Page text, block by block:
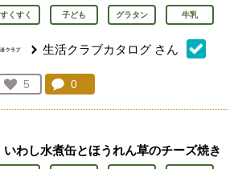
すくすく 子ども グラタン 牛乳
生活クラブカタログ さん
お気に入り登録：
5
人が登録
コメント：
0
いわし水煮缶とほうれん草のチーズ焼き